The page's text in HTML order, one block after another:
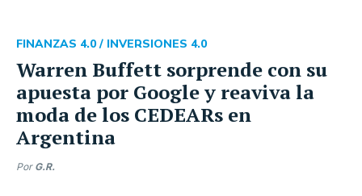
Warren Buffett sorprende con su
apuesta por Google y reaviva la
moda de los CEDEARs en
Argentina
FINANZAS 4.0 / INVERSIONES 4.0
Por G.R.